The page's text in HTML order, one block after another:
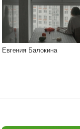
Евгения Балокина